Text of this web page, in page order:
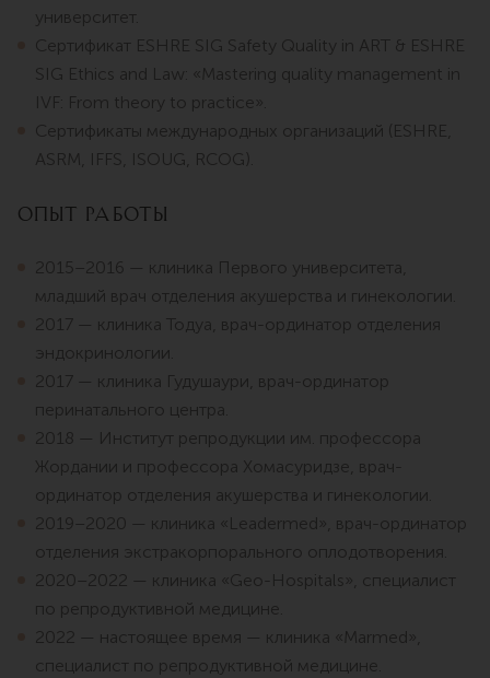
университет.
Сертификат ESHRE SIG Safety Quality in ART & ESHRE
SIG Ethics and Law: «Mastering quality management in
IVF: From theory to practice».
Сертификаты международных организаций (ESHRE,
ASRM, IFFS, ISOUG, RCOG).
Опыт работы
2015–2016 — клиника Первого университета,
младший врач отделения акушерства и гинекологии.
2017 — клиника Тодуа, врач-ординатор отделения
эндокринологии.
2017 — клиника Гудушаури, врач-ординатор
перинатального центра.
2018 — Институт репродукции им. профессора
Жордании и профессора Хомасуридзе, врач-
ординатор отделения акушерства и гинекологии.
2019–2020 — клиника «Leadermed», врач-ординатор
отделения экстракорпорального оплодотворения.
2020–2022 — клиника «Geo-Hospitals», специалист
по репродуктивной медицине.
2022 — настоящее время — клиника «Marmed»,
специалист по репродуктивной медицине.